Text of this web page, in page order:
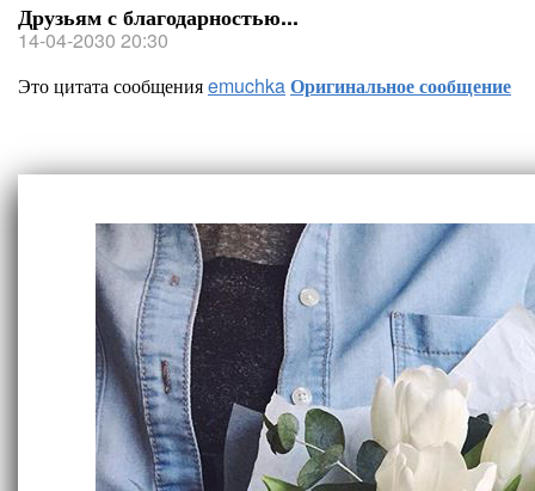
Друзьям с благодарностью...
14-04-2030 20:30
Это цитата сообщенияemuchkaОригинальное сообщение